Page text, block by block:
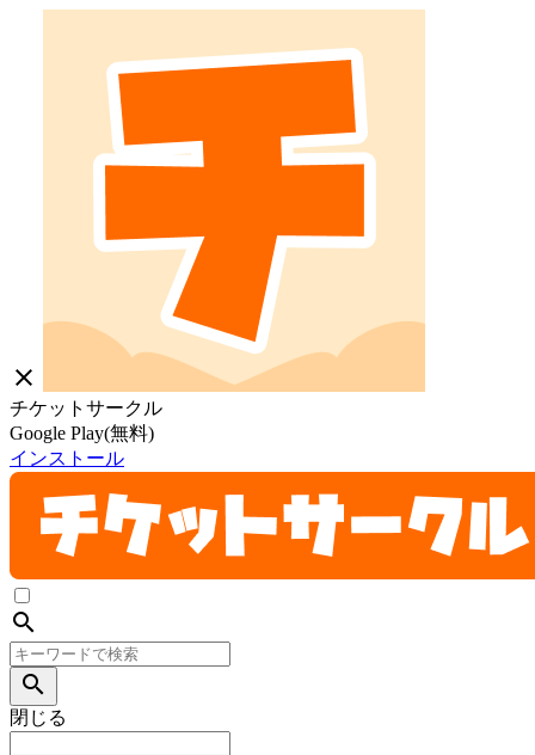
close
チケットサークル
Google Play(無料)
インストール
search
search
閉じる